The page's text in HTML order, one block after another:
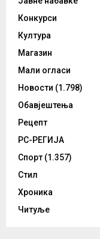
Конкурси
Култура
Магазин
Мали огласи
Новости (1.798)
Обавјештења
Рецепт
РС-РЕГИЈА
Спорт (1.357)
Стил
Хроника
Читуље